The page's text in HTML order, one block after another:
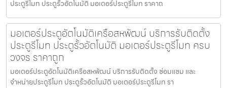
ประตูรีโมท ประตูรั้วอัตโนมัติ มอเตอร์ประตูรีโมท ราคาถ
มอเตอร์ประตูอัตโนมัติเครือสหพัฒน์ บริการรับติดตั้ง
ประตูรีโมท ประตูรั้วอัตโนมัติ มอเตอร์ประตูรีโมท ครบ
วงจร ราคาถูก
มอเตอร์ประตูอัตโนมัติเครือสหพัฒน์ บริการรับติดตั้ง ซ่อมแซม และ
จำหน่ายประตูรีโมท ประตูรั้วอัตโนมัติ มอเตอร์ประตูรีโมท รา